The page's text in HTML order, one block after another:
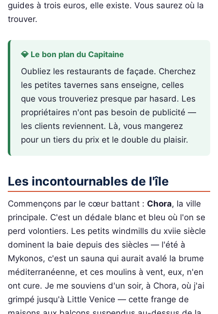
guides à trois euros, elle existe. Vous saurez où la
trouver.
💎 Le bon plan du Capitaine
Oubliez les restaurants de façade. Cherchez
les petites tavernes sans enseigne, celles
que vous trouveriez presque par hasard. Les
propriétaires n'ont pas besoin de publicité —
les clients reviennent. Là, vous mangerez
pour un tiers du prix et le double du plaisir.
Les incontournables de l'île
Commençons par le cœur battant : Chora, la ville
principale. C'est un dédale blanc et bleu où l'on se
perd volontiers. Les petits windmills du xviie siècle
dominent la baie depuis des siècles — l'été à
Mykonos, c'est un sauna qui aurait avalé la brume
méditerranéenne, et ces moulins à vent, eux, n'en
ont cure. Je me souviens d'un soir, à Chora, où j'ai
grimpé jusqu'à Little Venice — cette frange de